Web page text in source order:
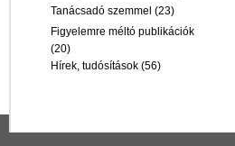
Tanácsadó szemmel (23)
Figyelemre méltó publikációk
(20)
Hírek, tudósítások (56)